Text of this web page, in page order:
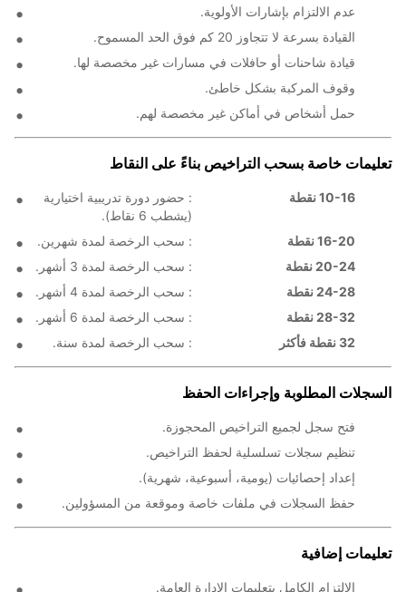
عدم الالتزام بإشارات الأولوية.
القيادة بسرعة لا تتجاوز 20 كم فوق الحد المسموح.
قيادة شاحنات أو حافلات في مسارات غير مخصصة لها.
وقوف المركبة بشكل خاطئ.
حمل أشخاص في أماكن غير مخصصة لهم.
تعليمات خاصة بسحب التراخيص بناءً على النقاط
10-16 نقطة
: حضور دورة تدريبية اختيارية
(يشطب 6 نقاط).
16-20 نقطة
: سحب الرخصة لمدة شهرين.
20-24 نقطة
: سحب الرخصة لمدة 3 أشهر.
24-28 نقطة
: سحب الرخصة لمدة 4 أشهر.
28-32 نقطة
: سحب الرخصة لمدة 6 أشهر.
32 نقطة فأكثر
: سحب الرخصة لمدة سنة.
السجلات المطلوبة وإجراءات الحفظ
فتح سجل لجميع التراخيص المحجوزة.
تنظيم سجلات تسلسلية لحفظ التراخيص.
إعداد إحصائيات (يومية، أسبوعية، شهرية).
حفظ السجلات في ملفات خاصة وموقعة من المسؤولين.
تعليمات إضافية
الالتزام الكامل بتعليمات الإدارة العامة.